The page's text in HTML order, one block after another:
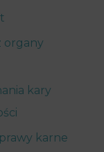
organy
kary
karne